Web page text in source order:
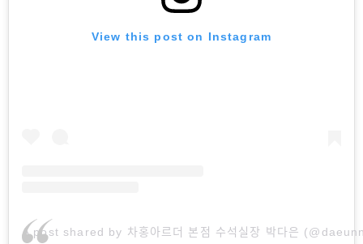
View this post on Instagram
A post shared by 차홍아르더 본점 수석실장 박다은